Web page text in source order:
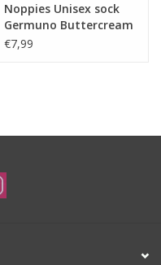
Noppies Unisex sock
Germuno Buttercream
0-3 mnd
€7,99